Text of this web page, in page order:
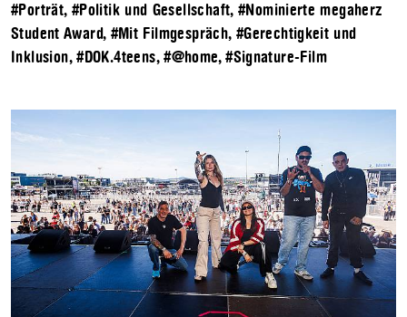
#Porträt, #Politik und Gesellschaft, #Nominierte megaherz
Student Award, #Mit Filmgespräch, #Gerechtigkeit und
Inklusion,#DOK.4teens,#@home,#Signature-Film